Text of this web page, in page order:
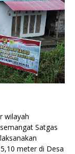
wilayah
Satgas
meter di Desa